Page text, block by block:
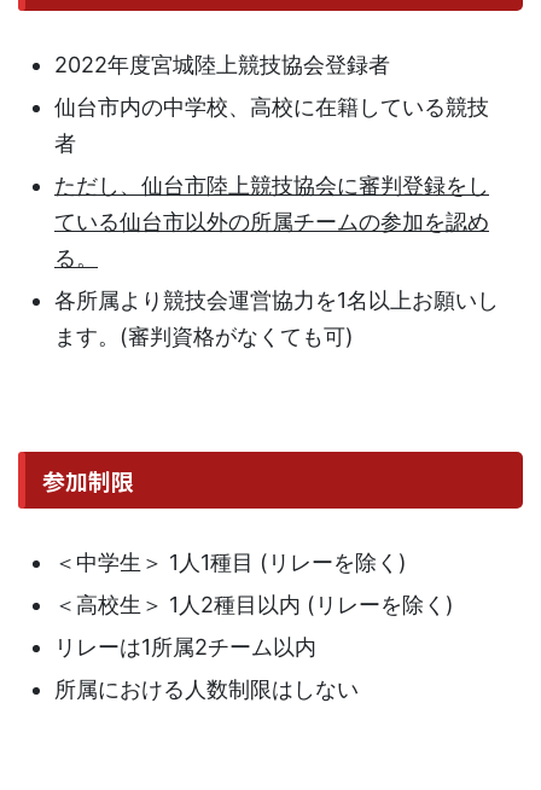
2022年度宮城陸上競技協会登録者
仙台市内の中学校、高校に在籍している競技
者
ただし、仙台市陸上競技協会に審判登録をし
ている仙台市以外の所属チームの参加を認め
る。
各所属より競技会運営協力を1名以上お願いし
ます。(審判資格がなくても可)
参加制限
＜中学生＞ 1人1種目 (リレーを除く)
＜高校生＞ 1人2種目以内 (リレーを除く)
リレーは1所属2チーム以内
所属における人数制限はしない